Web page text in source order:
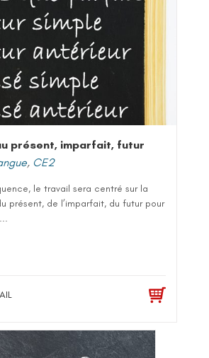
présent, imparfait, futur
, CE2
le travail sera centré sur la
présent, de l’imparfait, du futur pour